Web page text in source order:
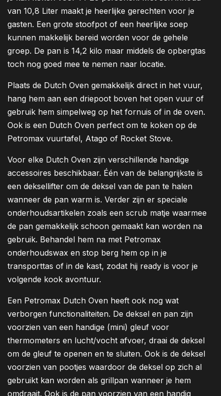
van 10,8 Liter maakt je heerlijke gerechten voor je
gasten. Een grote stoofpot of een heerlijke soep
kunnen makkelijk bereid worden voor de gehele
groep. De pan is 14,2 kilo maar middels de opbergtas
toch nog goed mee te nemen naar locatie.
Plaats de Dutch Oven gemakkelijk direct in het vuur,
hang hem aan een driepoot boven het open vuur of
gebruik hem simpelweg op het fornuis of in de oven.
Ook is een Dutch Oven perfect om te koken op de
Petromax vuurtafel, Atago of Rocket Stove.
Voor elke Dutch Oven zijn verschillende handige
accessoires beschikbaar. Één van de belangrijkste is
een deksellifter om de deksel van de pan te halen
wanneer de pan warm is. Verder zijn er speciale
onderhoudsartikelen zoals een scrub matje waarmee
de pan gemakkelijk schoon gemaakt kan worden na
gebruik. Behandel hem na met Petromax
onderhoudswax en stop berg hem op in je
transporttas of in de kast, zodat hij ready is voor je
volgende kook avontuur.
Een Petromax Dutch Oven heeft ook nog wat
verborgen functionaliteiten. De deksel en pan zijn
voorzien van een handige (mini) gleuf voor
thermometers en lucht/vocht afvoer, draai de deksel
om de gleuf te openen en te sluiten. Ook is de deksel
voorzien van pootjes waardoor de deksel op zich al
gebruikt kan worden als grillpan wanneer je hem
omdraait. Ook is de pan voorzien van een handig